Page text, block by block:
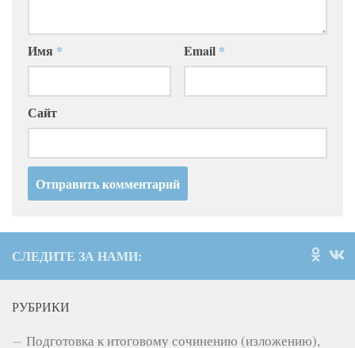
Имя * Email *
Сайт
СЛЕДИТЕ ЗА НАМИ:
РУБРИКИ
Подготовка к итоговому сочинению (изложению),